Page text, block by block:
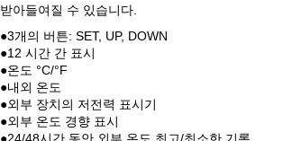
받아들여질 수 있습니다.
●3개의 버튼: SET, UP, DOWN
●12 시간 간 표시
●온도 °C/°F
●내외 온도
●외부 장치의 저전력 표시기
●외부 온도 경향 표시
●24/48시간 동안 외부 온도 최고/최소한 기록